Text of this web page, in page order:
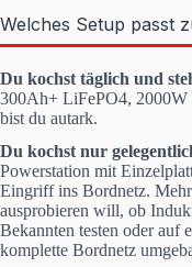
Welches Setup passt
Du kochst täglich und
300Ah+ LiFePO4, 2000W
bist du autark.
Du kochst nur
Powerstation mit
Eingriff ins Bordnetz.
ausprobieren will, ob
Bekannten testen oder auf
komplette Bordnetz